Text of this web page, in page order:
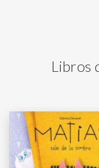
Libros